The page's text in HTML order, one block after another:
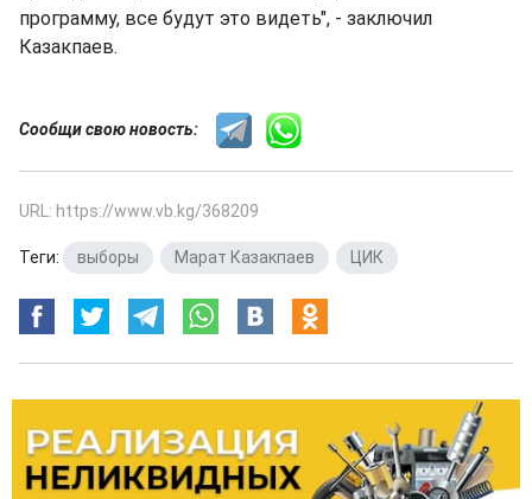
программу, все будут это видеть", - заключил
Казакпаев.
Сообщи свою новость:
URL: https://www.vb.kg/368209
Теги: выборы Марат Казакпаев ЦИК